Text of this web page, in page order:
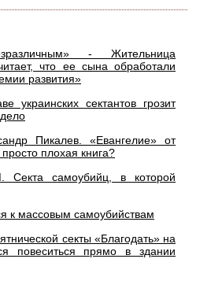
- Жительница
что ее сына обработали
развития»
украинских сектантов грозит
Пикалев. «Евангелие» от
плохая книга?
самоубийц, в которой
к массовым самоубийствам
секты «Благодать» на
повеситься прямо в здании